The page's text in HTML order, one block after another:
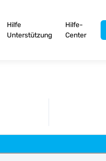
Hilfe
Unterstützung
Hilfe-
Center